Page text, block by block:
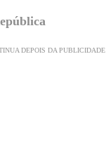
DEPOIS DA PUBLICIDADE